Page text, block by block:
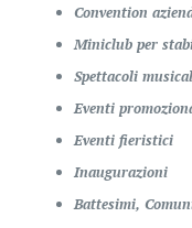
Convention
Miniclub per
Spettacoli
Eventi
Eventi fieristici
Inaugurazioni
Battesimi,